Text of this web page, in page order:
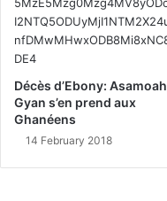
Décès d’Ebony: Asamoah
Gyan s’en prend aux
Ghanéens
14 February 2018